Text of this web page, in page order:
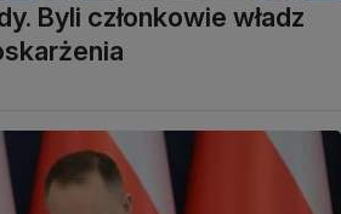
Byli członkowie władz